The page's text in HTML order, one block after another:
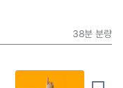
38분 분량